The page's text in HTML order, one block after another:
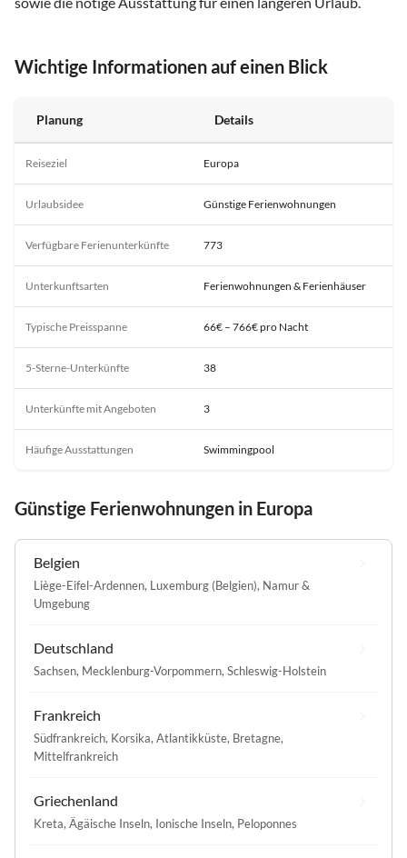
Wichtige Informationen auf einen Blick
Planung Details
Reiseziel Europa
Urlaubsidee Günstige Ferienwohnungen
Verfügbare Ferienunterkünfte 773
Unterkunftsarten Ferienwohnungen & Ferienhäuser
Typische Preisspanne 66€ – 766€ pro Nacht
5-Sterne-Unterkünfte 38
Unterkünfte mit Angeboten 3
Häufige Ausstattungen Swimmingpool
Günstige Ferienwohnungen in Europa
Belgien
Liège-Eifel-Ardennen, Luxemburg (Belgien), Namur &
Umgebung
Deutschland
Sachsen, Mecklenburg-Vorpommern, Schleswig-Holstein
Frankreich
Südfrankreich, Korsika, Atlantikküste, Bretagne,
Mittelfrankreich
Griechenland
Kreta, Ägäische Inseln, Ionische Inseln, Peloponnes